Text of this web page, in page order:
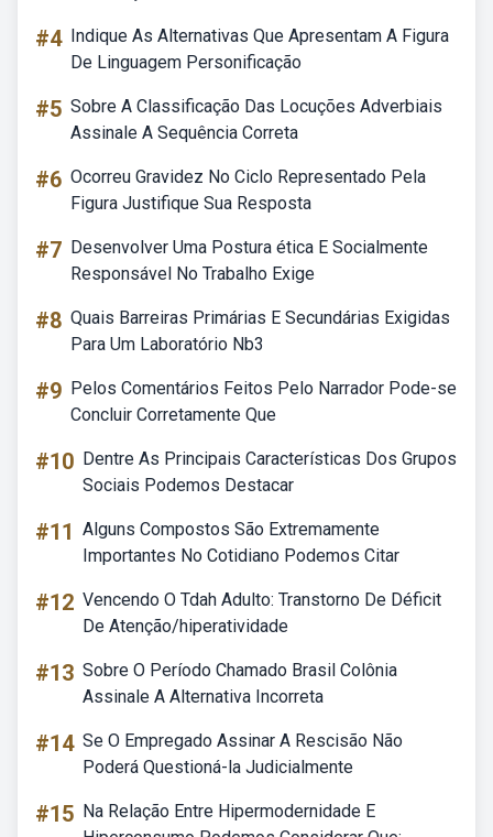
#4 Indique As Alternativas Que Apresentam A Figura
De Linguagem Personificação
#5 Sobre A Classificação Das Locuções Adverbiais
Assinale A Sequência Correta
#6 Ocorreu Gravidez No Ciclo Representado Pela
Figura Justifique Sua Resposta
#7 Desenvolver Uma Postura ética E Socialmente
Responsável No Trabalho Exige
#8 Quais Barreiras Primárias E Secundárias Exigidas
Para Um Laboratório Nb3
#9 Pelos Comentários Feitos Pelo Narrador Pode-se
Concluir Corretamente Que
#10 Dentre As Principais Características Dos Grupos
Sociais Podemos Destacar
#11 Alguns Compostos São Extremamente
Importantes No Cotidiano Podemos Citar
#12 Vencendo O Tdah Adulto: Transtorno De Déficit
De Atenção/hiperatividade
#13 Sobre O Período Chamado Brasil Colônia
Assinale A Alternativa Incorreta
#14 Se O Empregado Assinar A Rescisão Não
Poderá Questioná-la Judicialmente
#15 Na Relação Entre Hipermodernidade E